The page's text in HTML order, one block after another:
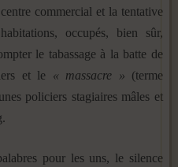
commercial et la tentative
occupés, bien sûr,
le tabassage à la batte de
et le « massacre » (terme
policiers stagiaires mâles et
pour les uns, le silence